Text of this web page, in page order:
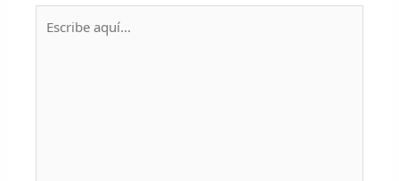
aquí...